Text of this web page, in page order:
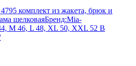
комплект из жакета, брюк и
шелковаяБренд:Mia-
M 46, L 48, XL 50, XXL 52 В